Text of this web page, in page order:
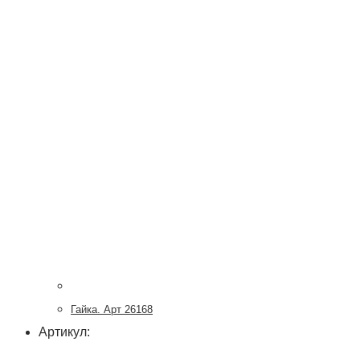
Гайка. Арт 26168
Артикул: